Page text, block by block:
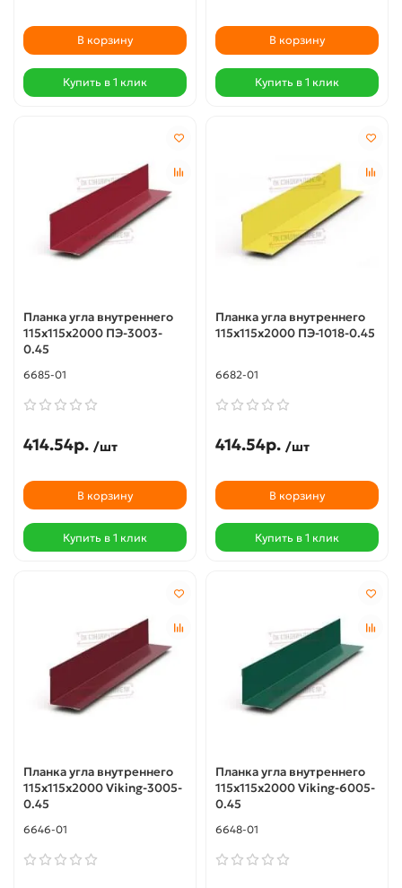
В корзину
Купить в 1 клик
В корзину
Купить в 1 клик
Планка угла внутреннего
115х115х2000 ПЭ-3003-
0.45
6685-01
414.54р. /шт
В корзину
Купить в 1 клик
Планка угла внутреннего
115х115х2000 ПЭ-1018-0.45
6682-01
414.54р. /шт
В корзину
Купить в 1 клик
Планка угла внутреннего
115х115х2000 Viking-3005-
0.45
6646-01
Планка угла внутреннего
115х115х2000 Viking-6005-
0.45
6648-01